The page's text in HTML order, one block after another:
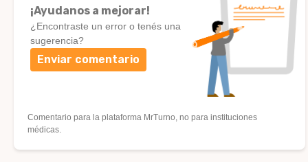
¡Ayudanos a mejorar!
¿Encontraste un error o tenés una
sugerencia?
Enviar comentario
Comentario para la plataforma MrTurno, no para instituciones
médicas.